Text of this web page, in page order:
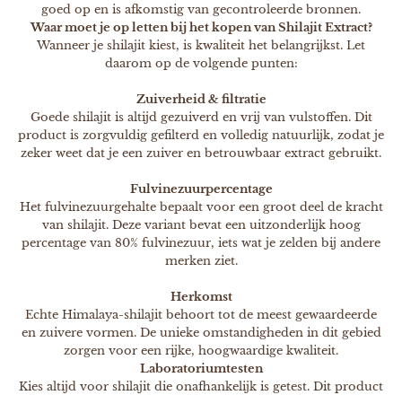
goed op en is afkomstig van gecontroleerde bronnen.
Waar moet je op letten bij het kopen van Shilajit Extract?
Wanneer je shilajit kiest, is kwaliteit het belangrijkst. Let
daarom op de volgende punten:
Zuiverheid & filtratie
Goede shilajit is altijd gezuiverd en vrij van vulstoffen. Dit
product is zorgvuldig gefilterd en volledig natuurlijk, zodat je
zeker weet dat je een zuiver en betrouwbaar extract gebruikt.
Fulvinezuurpercentage
Het fulvinezuurgehalte bepaalt voor een groot deel de kracht
van shilajit. Deze variant bevat een uitzonderlijk hoog
percentage van 80% fulvinezuur, iets wat je zelden bij andere
merken ziet.
Herkomst
Echte Himalaya-shilajit behoort tot de meest gewaardeerde
en zuivere vormen. De unieke omstandigheden in dit gebied
zorgen voor een rijke, hoogwaardige kwaliteit.
Laboratoriumtesten
Kies altijd voor shilajit die onafhankelijk is getest. Dit product